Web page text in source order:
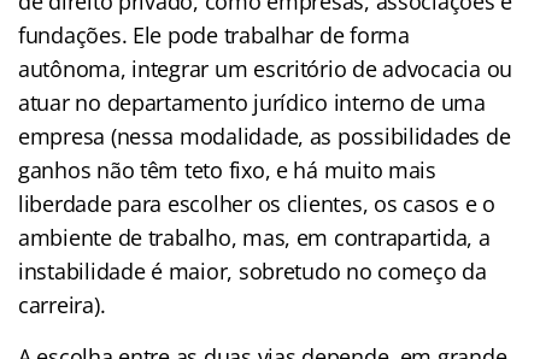
fundações. Ele pode trabalhar de forma
autônoma, integrar um escritório de advocacia ou
atuar no departamento jurídico interno de uma
empresa (nessa modalidade, as possibilidades de
ganhos não têm teto fixo, e há muito mais
liberdade para escolher os clientes, os casos e o
ambiente de trabalho, mas, em contrapartida, a
instabilidade é maior, sobretudo no começo da
carreira).